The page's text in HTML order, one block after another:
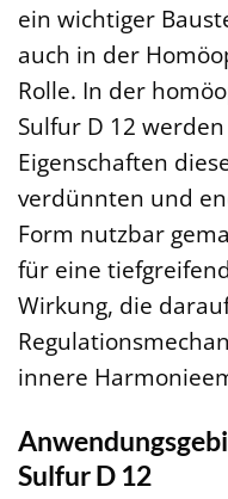
ein wichtiger
auch in der
Rolle. In der
Sulfur D 12
Eigenschaften
verdünnten und
Form nutzbar
für eine
Wirkung, die
innere
Sulfur D 12